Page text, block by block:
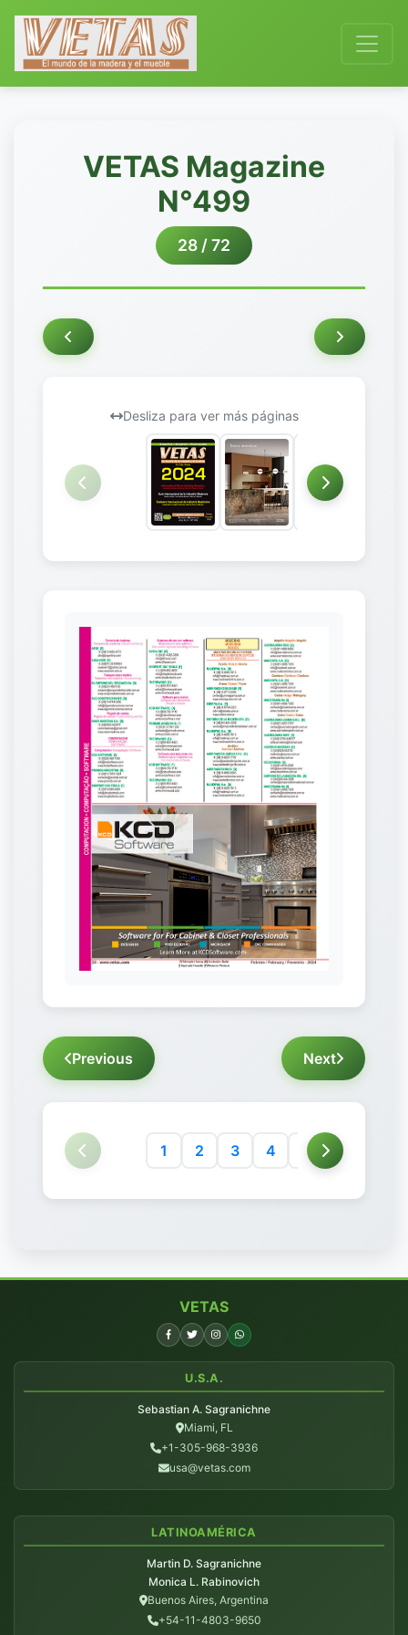
VETAS Magazine
N°499
28 / 72
Desliza para ver más páginas
Previous Next
1 2 3 4 5 6
VETAS
U.S.A.
Sebastian A. Sagranichne
Miami, FL
+1-305-968-3936
usa@vetas.com
LATINOAMÉRICA
Martin D. Sagranichne
Monica L. Rabinovich
Buenos Aires, Argentina
+54-11-4803-9650